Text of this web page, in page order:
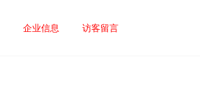
企业信息 访客留言